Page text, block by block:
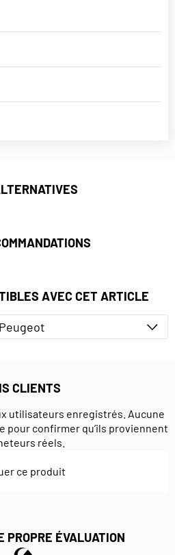
AVEC CET ARTICLE
Peugeot
CLIENTS
utilisateurs enregistrés. Aucune
pour confirmer qu’ils proviennent
réels.
ce produit
PROPRE ÉVALUATION